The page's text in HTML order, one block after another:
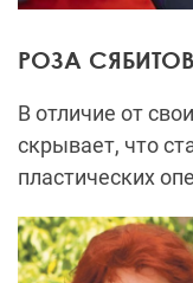
РОЗА
В отличие от
скрывает, что
пластических